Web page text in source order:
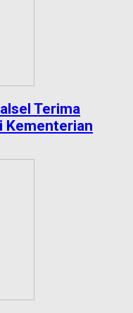
Terima
Kementerian